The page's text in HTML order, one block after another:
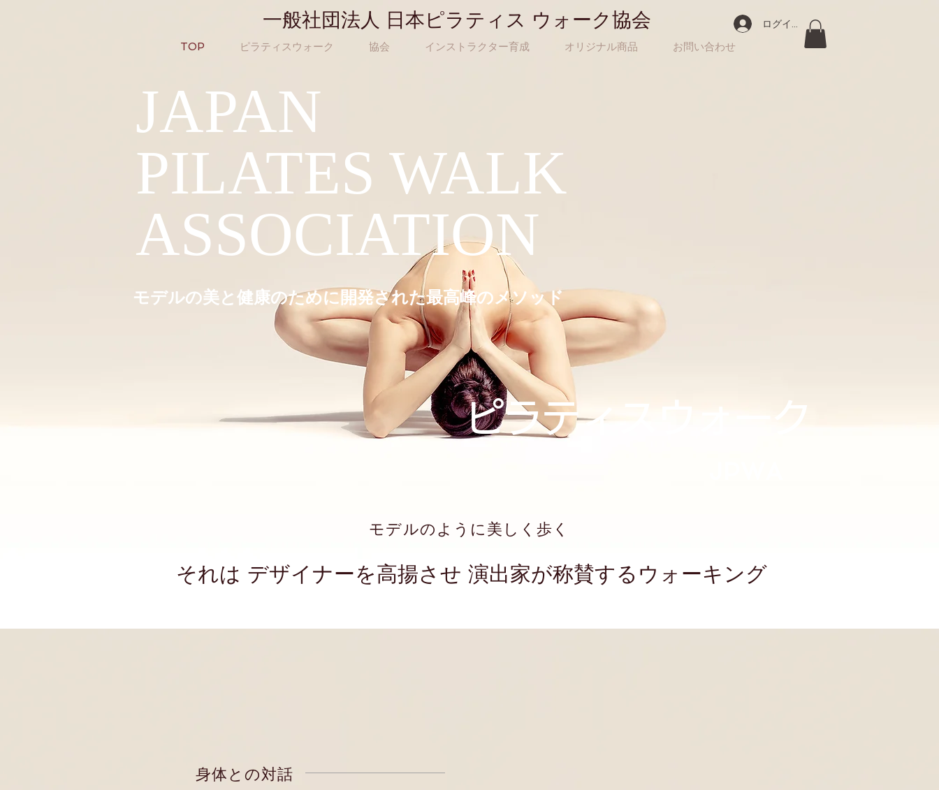
一般社団法人 日本ピラティス ウォーク協会 ログイン
TOP ピラティスウォーク 協会 インストラクター育成 オリジナル商品 お問い合わせ
JAPAN
PILATES WALK
ASSOCIATION
モデルの美と健康のために開発された最高峰のメソッド
ピラティスウォーク
​モデルのように美しく歩く
​それは デザイナーを高揚させ 演出家が称賛するウォーキング
身体との対話